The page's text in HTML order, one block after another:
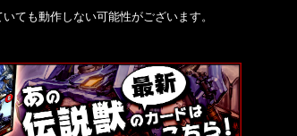
ても動作しない可能性がございます。